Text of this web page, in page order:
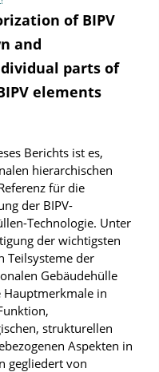
of BIPV
and
parts of
elements
Berichts ist es,
hierarchischen
für die
der BIPV-
Technologie. Unter
der wichtigsten
Teilsysteme der
Gebäudehülle
Hauptmerkmale in
strukturellen
Aspekten in
gegliedert von